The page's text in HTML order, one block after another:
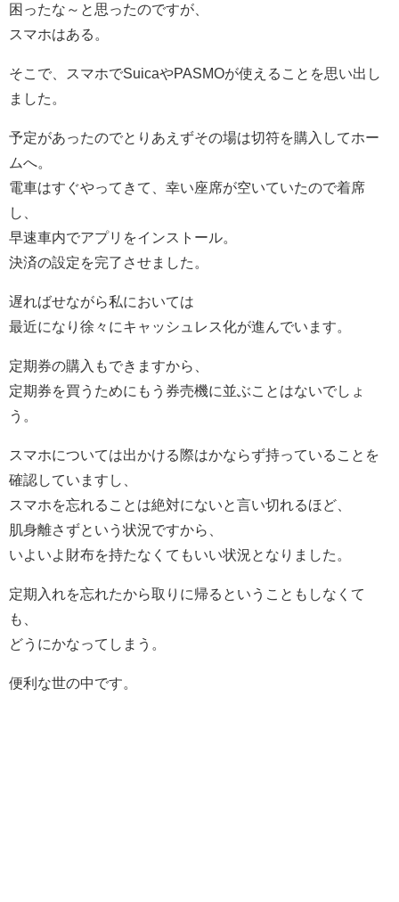
困ったな～と思ったのですが、
スマホはある。
そこで、スマホでSuicaやPASMOが使えることを思い出し
ました。
予定があったのでとりあえずその場は切符を購入してホー
ムへ。
電車はすぐやってきて、幸い座席が空いていたので着席
し、
早速車内でアプリをインストール。
決済の設定を完了させました。
遅ればせながら私においては
最近になり徐々にキャッシュレス化が進んでいます。
定期券の購入もできますから、
定期券を買うためにもう券売機に並ぶことはないでしょ
う。
スマホについては出かける際はかならず持っていることを
確認していますし、
スマホを忘れることは絶対にないと言い切れるほど、
肌身離さずという状況ですから、
いよいよ財布を持たなくてもいい状況となりました。
定期入れを忘れたから取りに帰るということもしなくて
も、
どうにかなってしまう。
便利な世の中です。